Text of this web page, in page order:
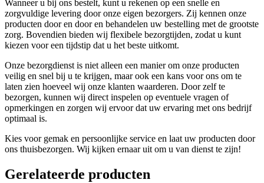
Wanneer u bij ons bestelt, kunt u rekenen op een snelle en
zorgvuldige levering door onze eigen bezorgers. Zij kennen onze
producten door en door en behandelen uw bestelling met de grootste
zorg. Bovendien bieden wij flexibele bezorgtijden, zodat u kunt
kiezen voor een tijdstip dat u het beste uitkomt.
Onze bezorgdienst is niet alleen een manier om onze producten
veilig en snel bij u te krijgen, maar ook een kans voor ons om te
laten zien hoeveel wij onze klanten waarderen. Door zelf te
bezorgen, kunnen wij direct inspelen op eventuele vragen of
opmerkingen en zorgen wij ervoor dat uw ervaring met ons bedrijf
optimaal is.
Kies voor gemak en persoonlijke service en laat uw producten door
ons thuisbezorgen. Wij kijken ernaar uit om u van dienst te zijn!
Gerelateerde producten